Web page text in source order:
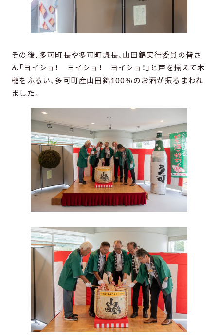
その後、多可町長や多可町議長、山田錦実行委員の皆さ
ん「ヨイショ！ ヨイショ！ ヨイショ！」と声を揃えて木
槌をふるい、多可町産山田錦100％のお酒が振るまわれ
ました。